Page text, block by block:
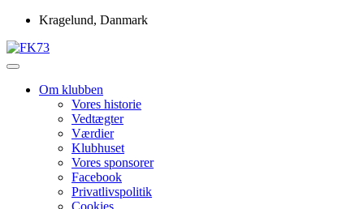
Skip
content
Kragelund, Danmark
FK73
Om klubben
Vores historie
Vedtægter
Værdier
Klubhuset
Vores sponsorer
Facebook
Privatlivspolitik
Cookies